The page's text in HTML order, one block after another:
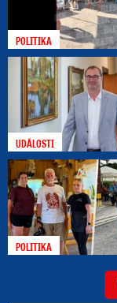
POLITIKA
UDÁLOSTI
POLITIKA